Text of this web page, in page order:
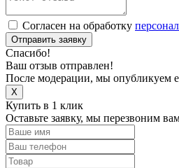
Согласен на обработку
Отправить заявку
Спасибо!
Ваш отзыв отправлен!
После модерации, мы опубликуем
X
Купить в 1 клик
Оставьте заявку, мы перезвоним